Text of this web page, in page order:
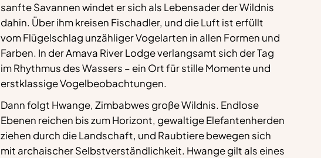
sanfte Savannen windet er sich als Lebensader der Wildnis
dahin. Über ihm kreisen Fischadler, und die Luft ist erfüllt
vom Flügelschlag unzähliger Vogelarten in allen Formen und
Farben. In der Amava River Lodge verlangsamt sich der Tag
im Rhythmus des Wassers – ein Ort für stille Momente und
erstklassige Vogelbeobachtungen.
Dann folgt Hwange, Zimbabwes große Wildnis. Endlose
Ebenen reichen bis zum Horizont, gewaltige Elefantenherden
ziehen durch die Landschaft, und Raubtiere bewegen sich
mit archaischer Selbstverständlichkeit. Hwange gilt als eines